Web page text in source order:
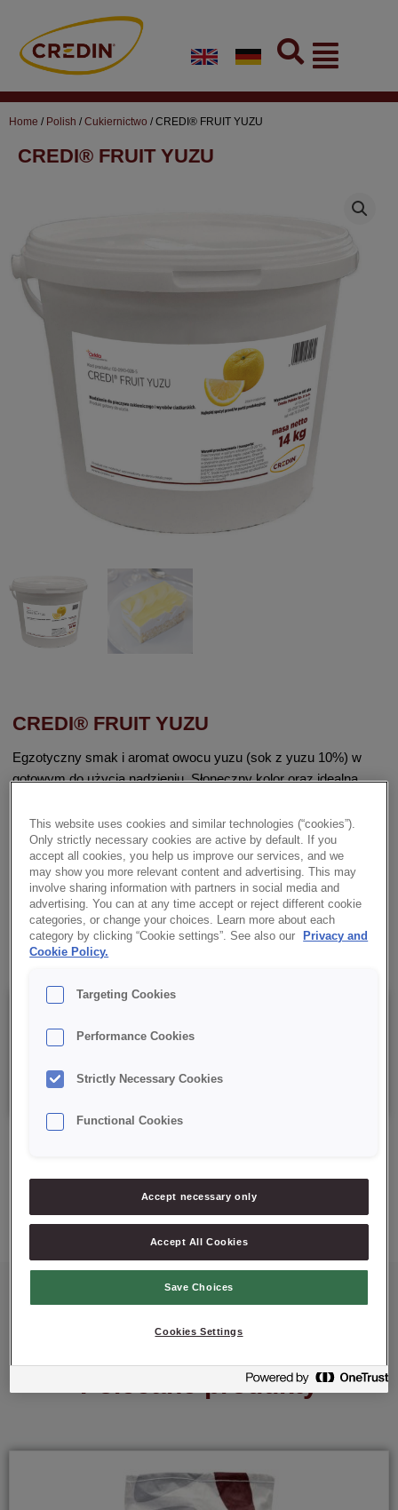
content
Flyout
Menu
Home / Polish /Cukiernictwo / CREDI® FRUIT YUZU
CREDI® FRUIT YUZU
CREDI® FRUIT YUZU
Egzotyczny smak i aromat owocu yuzu (sok z yuzu 10%) w
gotowym do użycia nadzieniu. Słoneczny kolor oraz idealna
ciastkarskich. Unikalne połączenie szlachetnej kwasowości
oraz słodyczy, któremu trudno się oprzeć.
✔ Egzotyczny i orzeźwiający smak yuzu
✔ Nadzienie gotowe do użycia
Szczegóły
Opakowanie: 14 kg, wiadro plastikowe.
ZAPYTAJ O PRODUKT
Polecane produkty
This website uses cookies and similar technologies (“cookies”).
Only strictly necessary cookies are active by default. If you
accept all cookies, you help us improve our services, and we
may show you more relevant content and advertising. This may
involve sharing information with partners in social media and
advertising. You can at any time accept or reject different cookie
categories, or change your choices. Learn more about each
category by clicking “Cookie settings”. See also our
Privacy and
Cookie Policy.
Targeting Cookies
Performance Cookies
Strictly Necessary Cookies
Functional Cookies
Accept necessary only
Accept All Cookies
Save Choices
Cookies Settings